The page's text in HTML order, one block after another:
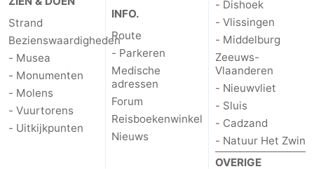
Strand
Bezienswaardigheden
- Musea
- Monumenten
- Molens
- Vuurtorens
- Uitkijkpunten
INFO.
Route
- Parkeren
Medische
adressen
Forum
Reisboekenwinkel
Nieuws
- Dishoek
- Vlissingen
- Middelburg
Zeeuws-
Vlaanderen
- Nieuwvliet
- Sluis
- Cadzand
- Natuur Het Zwin
OVERIGE